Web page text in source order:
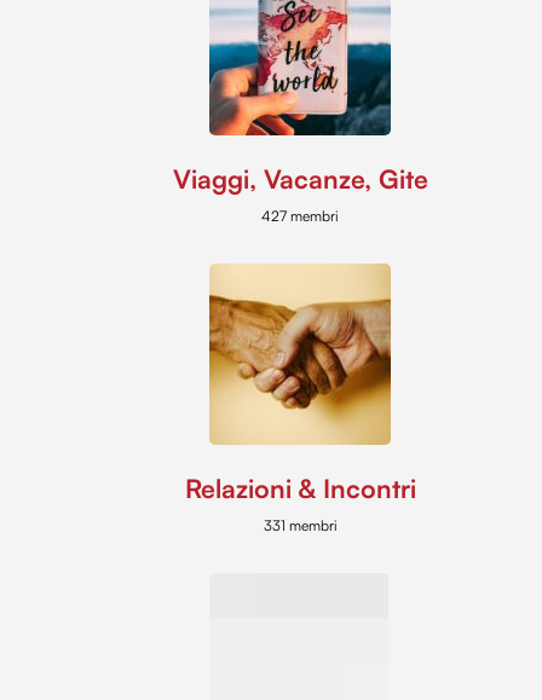
Viaggi, Vacanze, Gite
427 membri
Relazioni & Incontri
331 membri